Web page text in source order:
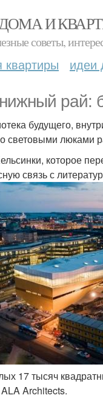
И
советы,
квартиры идеи
рай:
будущего,
световыми люками
которое
связь с
17 тысяч
Architects.